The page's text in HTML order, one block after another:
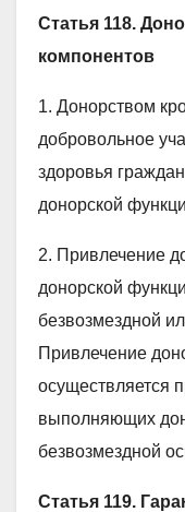
Статья 118.
компонентов
1. Донорством
добровольное
здоровья
донорской
2. Привлечение
донорской
безвозмездной
Привлечение
осуществляется
выполняющих
безвозмездной
Статья 119.